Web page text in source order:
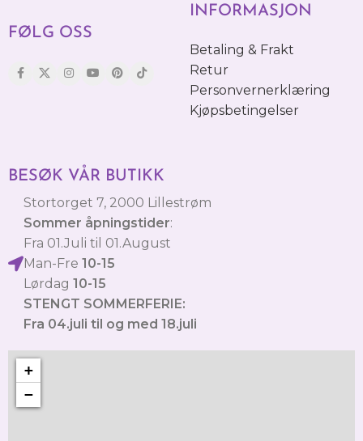
FØLG OSS
INFORMASJON
Betaling & Frakt
Retur
Personvernerklæring
Kjøpsbetingelser
BESØK VÅR BUTIKK
Stortorget 7, 2000 Lillestrøm
Sommer åpningstider:
Fra 01.Juli til 01.August
Man-Fre 10-15
Lørdag 10-15
STENGT SOMMERFERIE:
Fra 04.juli til og med 18.juli
+
−